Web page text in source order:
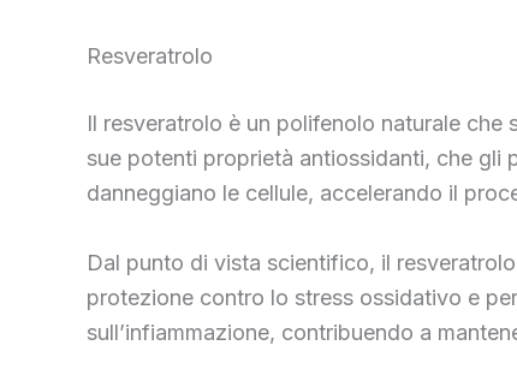
Resveratrolo
Il resveratrolo è un polifenolo naturale che
sue potenti proprietà antiossidanti, che gli
danneggiano le cellule, accelerando il
Dal punto di vista scientifico, il
protezione contro lo stress ossidativo e
sull’infiammazione, contribuendo a